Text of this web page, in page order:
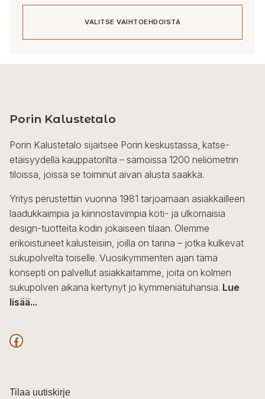
99,00 €
VALITSE VAIHTOEHDOISTA
muunnelma.
tehdä
valinnat
tuotteen
sivulla.
Porin Kalustetalo
Porin Kalustetalo sijaitsee Porin keskustassa, katse-
etäisyydellä kauppatorilta – samoissa 1200 neliömetrin
tiloissa, joissa se toiminut aivan alusta saakka.
Yritys perustettiin vuonna 1981 tarjoamaan asiakkailleen
laadukkaimpia ja kiinnostavimpia koti- ja ulkomaisia
design-tuotteita kodin jokaiseen tilaan. Olemme
erikoistuneet kalusteisiin, joilla on tarina – jotka kulkevat
sukupolvelta toiselle. Vuosikymmenten ajan tämä
konsepti on palvellut asiakkaitamme, joita on kolmen
sukupolven aikana kertynyt jo kymmeniätuhansia. Lue
lisää...
F
c
Tilaa uutiskirje